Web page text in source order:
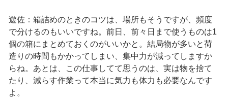
遊佐：箱詰めのときのコツは、場所もそうですが、頻度
で分けるのもいいですね。前日、前々日まで使うものは1
個の箱にまとめておくのがいいかと。結局物が多いと荷
造りの時間もかかってしまい、集中力が減ってしますか
らね。あとは、この仕事してて思うのは、実は物を捨て
たり、減らす作業って本当に気力も体力も必要なんです
よ。